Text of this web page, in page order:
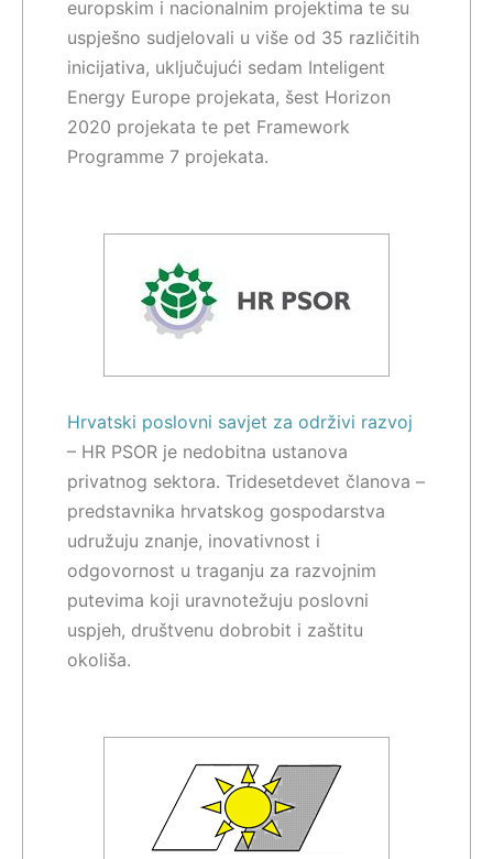
europskim i nacionalnim projektima te su
uspješno sudjelovali u više od 35 različitih
inicijativa, uključujući sedam Inteligent
Energy Europe projekata, šest Horizon
2020 projekata te pet Framework
Programme 7 projekata.
Hrvatski poslovni savjet za održivi razvoj
– HR PSOR je nedobitna ustanova
privatnog sektora. Tridesetdevet članova –
predstavnika hrvatskog gospodarstva
udružuju znanje, inovativnost i
odgovornost u traganju za razvojnim
putevima koji uravnotežuju poslovni
uspjeh, društvenu dobrobit i zaštitu
okoliša.